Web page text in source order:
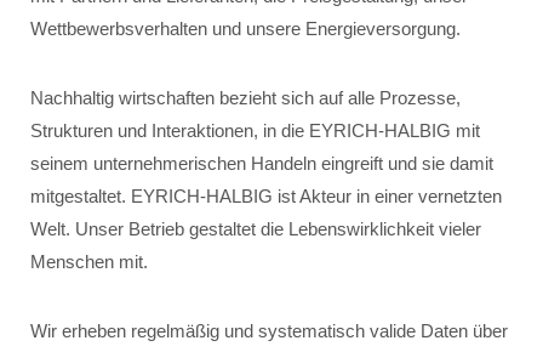
Wettbewerbsverhalten und unsere Energieversorgung.
Nachhaltig wirtschaften bezieht sich auf alle Prozesse,
Strukturen und Interaktionen, in die EYRICH-HALBIG mit
seinem unternehmerischen Handeln eingreift und sie damit
mitgestaltet. EYRICH-HALBIG ist Akteur in einer vernetzten
Welt. Unser Betrieb gestaltet die Lebenswirklichkeit vieler
Menschen mit.
Wir erheben regelmäßig und systematisch valide Daten über